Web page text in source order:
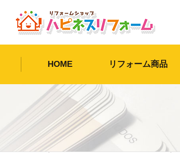
HOME リフォーム商品